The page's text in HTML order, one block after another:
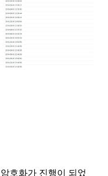
호화가 진행이 되었